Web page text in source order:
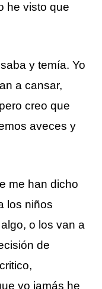
he visto que
y temía. Yo
a cansar,
creo que
aveces y
me han dicho
los niños
o los van a
de
yo jamás he